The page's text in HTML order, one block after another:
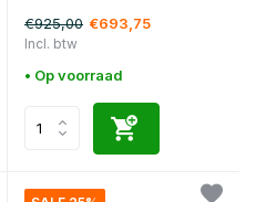
€925,00 €693,75
Incl. btw
• Op voorraad